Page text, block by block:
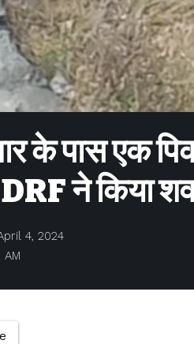
के पास एक
ने किया
4, 2024